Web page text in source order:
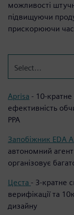
можливості
підвищуючи
прискорюючи
Select...
Aprisa - 10-
ефективність
PPA
Запобіжник EDA
автономний
організовує
Цеста - 3-кратне
верифікації та
дизайну